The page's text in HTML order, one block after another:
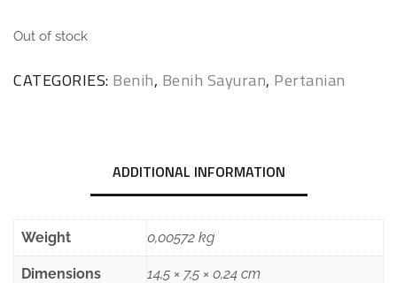
Out of stock
CATEGORIES: Benih, Benih Sayuran, Pertanian
ADDITIONAL INFORMATION
Weight 0,00572 kg
Dimensions 14,5 × 7,5 × 0,24 cm